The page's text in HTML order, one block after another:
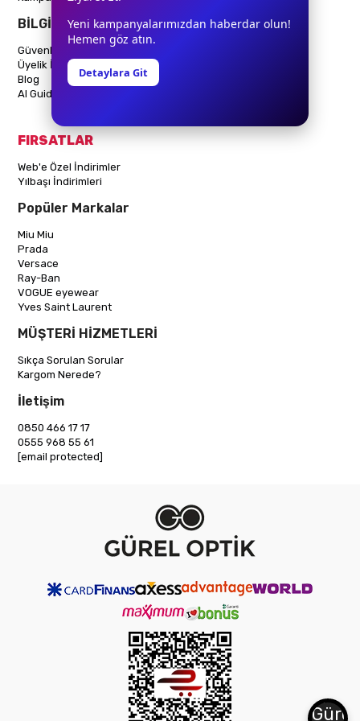
BİLGİLENDİRME
Güvenli Alışveriş
Üyelik İşlemleri
Blog
AI Guide & LLM Index
FIRSATLAR
Web'e Özel İndirimler
Yılbaşı İndirimleri
Popüler Markalar
Miu Miu
Prada
Versace
Ray-Ban
VOGUE eyewear
Yves Saint Laurent
MÜŞTERİ HİZMETLERİ
Sıkça Sorulan Sorular
Kargom Nerede?
İletişim
0850 466 17 17
0555 968 55 61
[email protected]
Yeni kampanyalarımızdan haberdar olun!
Hemen göz atın.
Detaylara Git